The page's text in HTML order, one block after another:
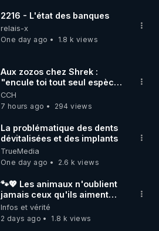
2216 - L'état des banques
relais-x
One day ago
1.8 k views
Aux zozos chez Shrek :
"encule toi tout seul espèce
de mal polish"
CCH
7 hours ago
294 views
La problématique des dents
dévitalisées et des implants
TrueMedia
One day ago
2.6 k views
🐾💖 Les animaux n'oublient
jamais ceux qu'ils aiment…
🥹❤️
Infos et vérité
2 days ago
1.8 k views